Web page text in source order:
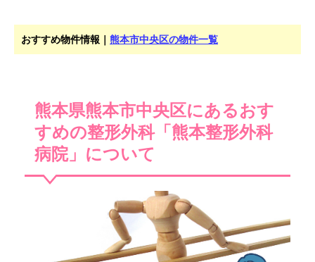
おすすめ物件情報｜ 熊本市中央区の物件一覧
熊本県熊本市中央区にあるおす
すめの整形外科「熊本整形外科
病院」について